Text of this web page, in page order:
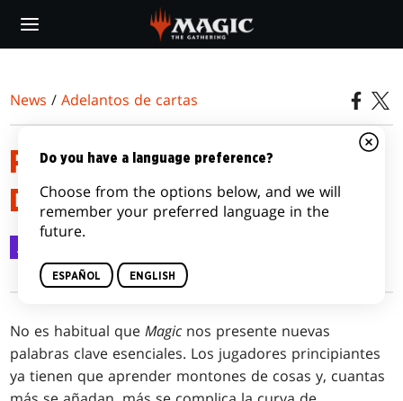
main
News /Adelantos de cartas
PRESENTAMOS LA MECÁNICA
DE REBATIR
Adelantos de cartas
No es habitual queMagic nos presente nuevas
palabras clave esenciales. Los jugadores principiantes
ya tienen que aprender montones de cosas y, cuantas
Do you have a language preference?
Choose from the options below, and we will
remember your preferred language in the
future.
ESPAÑOL ENGLISH